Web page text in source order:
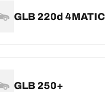
GLB 220d 4MATIC
GLB 250+